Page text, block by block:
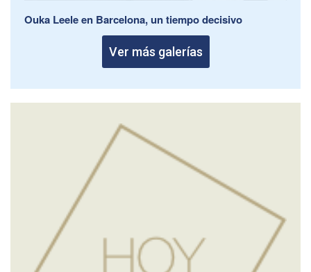
Ouka Leele en Barcelona, un tiempo decisivo
Ver más galerías